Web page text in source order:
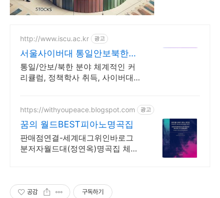
http://www.iscu.ac.kr 광고
서울사이버대 통일안보북한학
과 2026 가을학기 신편입생
통일/안보/북한 분야 체계적인 커
리큘럼, 정책학사 취득, 사이버대
https://withyoupeace.blogspot.com 광고
꿈의 월드BEST피아노명곡집
판매점연결-세계대그위인바로그
분저자월드대(정연옥)명곡집 체르
공감 구독하기